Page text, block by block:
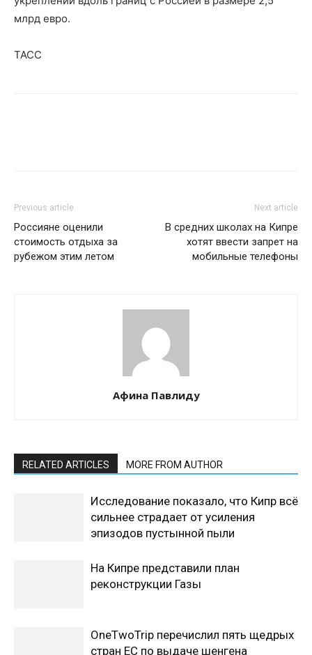
млрд евро.
ТАСС
Previous article
Россияне оценили
стоимость отдыха за
рубежом этим летом
Next article
В средних школах на Кипре
хотят ввести запрет на
мобильные телефоны
Афина Павлиду
RELATED ARTICLES MORE FROM AUTHOR
Исследование показало, что Кипр всё
сильнее страдает от усиления
эпизодов пустынной пыли
На Кипре представили план
реконструкции Газы
OneTwoTrip перечислил пять щедрых
стран ЕС по выдаче шенгена